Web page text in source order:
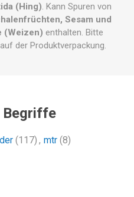
(Hing). Kann Spuren von
Sesam und
(Weizen) enthalten. Bitte
der Produktverpackung.
Begriffe
(117) , mtr (8)